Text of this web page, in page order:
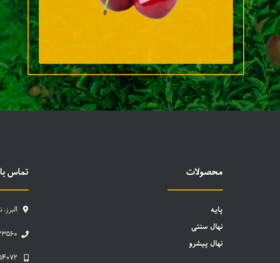
محصولات
پایه
نهال سنتی
نهال پیشرو
تماس
۰۲۶-